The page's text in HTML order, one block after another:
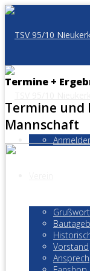
Grußwort
Vorstand
Termine +
Termine und
Mannschaft